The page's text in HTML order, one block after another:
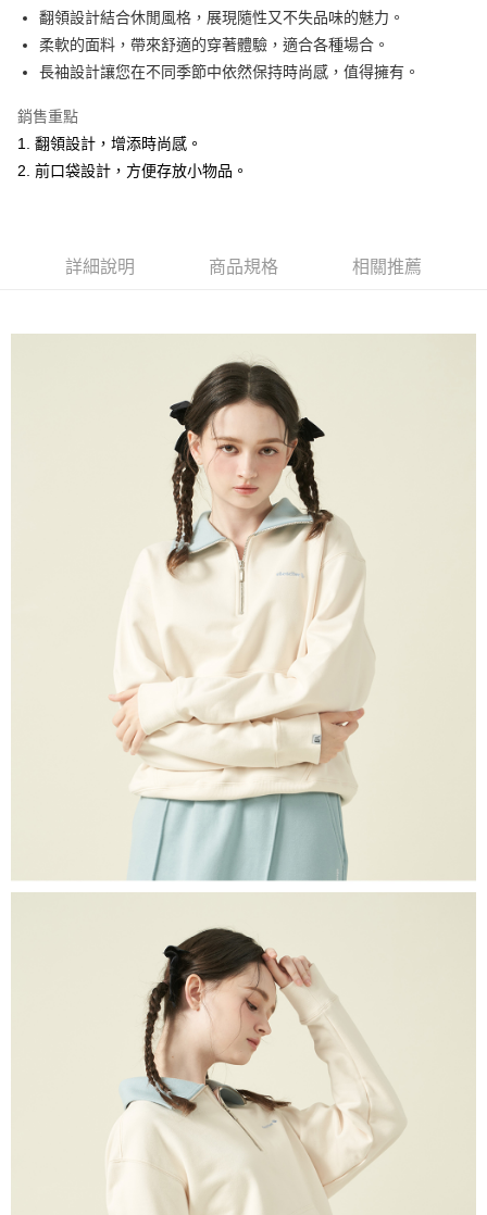
悠遊付
ATM付款
運送方式
全家取貨付款
每筆NT$60，滿NT$1,500(含以上)免運費
每筆NT$60，滿NT$1,500(含以上)免運費
每筆NT$60，滿NT$1,500(含以上)免運費
每筆NT$60，滿NT$1,500(含以上)免運費
每筆NT$90，滿NT$1,500(含以上)免運費
每筆NT$225，滿NT$1,500(含以上)免運費
翻領設計結合休閒風格，展現隨性又不失品味的魅力。
柔軟的面料，帶來舒適的穿著體驗，適合各種場合。
長袖設計讓您在不同季節中依然保持時尚感，值得擁有。
銷售重點
1. 翻領設計，增添時尚感。
2. 前口袋設計，方便存放小物品。
詳細說明 商品規格 相關推薦